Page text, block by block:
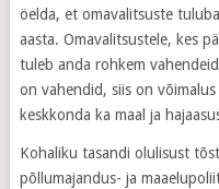
öelda, et omavalitsuste
aasta. Omavalitsustele, kes
tuleb anda rohkem
on vahendid, siis on
keskkonda ka maal ja
Kohaliku tasandi olulisust
põllumajandus- ja